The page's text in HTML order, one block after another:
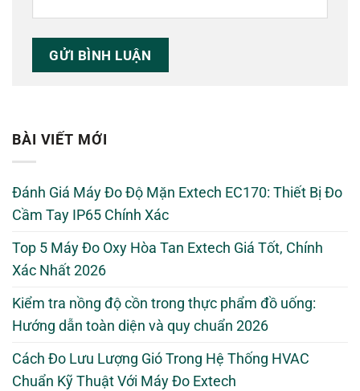
BÀI VIẾT MỚI
Đánh Giá Máy Đo Độ Mặn Extech EC170: Thiết Bị Đo
Cầm Tay IP65 Chính Xác
Top 5 Máy Đo Oxy Hòa Tan Extech Giá Tốt, Chính
Xác Nhất 2026
Kiểm tra nồng độ cồn trong thực phẩm đồ uống:
Hướng dẫn toàn diện và quy chuẩn 2026
Cách Đo Lưu Lượng Gió Trong Hệ Thống HVAC
Chuẩn Kỹ Thuật Với Máy Đo Extech